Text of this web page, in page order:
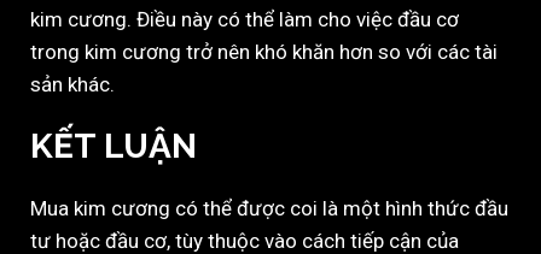
kim cương. Điều này có thể làm cho việc đầu cơ
trong kim cương trở nên khó khăn hơn so với các tài
sản khác.
KẾT LUẬN
Mua kim cương có thể được coi là một hình thức đầu
tư hoặc đầu cơ, tùy thuộc vào cách tiếp cận của